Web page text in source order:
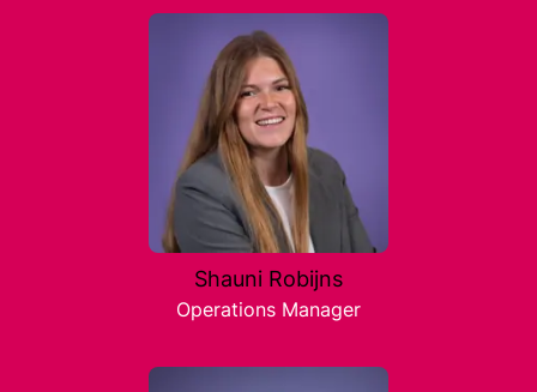
Shauni Robijns
Operations Manager